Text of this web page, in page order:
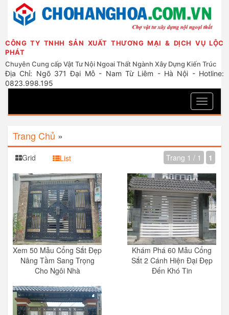
CÔNG TY TNHH SẢN XUẤT THƯƠNG MẠI & DỊCH VỤ LỘC
PHÁT
Chuyên Cung cấp Vật Tư Nội Ngoai Thất Ngành Xây Dựng Kiến Trúc
Địa Chỉ: Ngõ 371 Đại Mỗ - Nam Từ Liêm - Hà Nội - Hotline:
0823.998.195
Toggle
Trang Chủ »
Grid List Trang 1 / 1 1
Xem 50 Mẫu Cổng Sắt Đẹp
Nâng Tầm Sang Trọng
Cho Ngôi Nhà
Khám Phá 60 Mẫu Cổng
Sắt 2 Cánh Hiện Đại Đẹp
Đến Khó Tin